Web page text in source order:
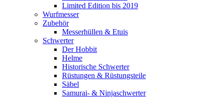
Limited Edition bis 2019
Wurfmesser
Zubehör
Messerhüllen & Etuis
Schwerter
Der Hobbit
Helme
Historische Schwerter
Rüstungen & Rüstungsteile
Säbel
Samurai- & Ninjaschwerter